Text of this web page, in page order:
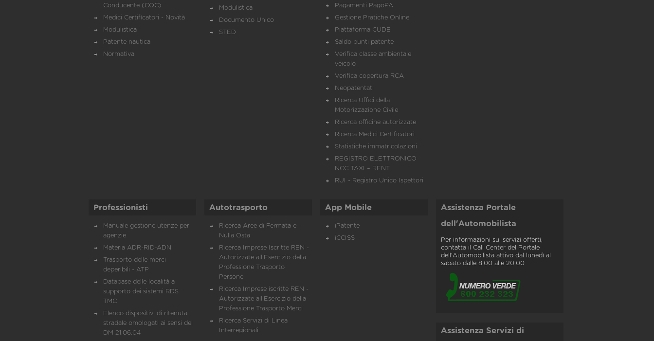
Conducente (CQC)
Medici Certificatori - Novità
Modulistica
Patente nautica
Normativa
Modulistica
Documento Unico
STED
Pagamenti PagoPA
Gestione Pratiche Online
Piattaforma CUDE
Saldo punti patente
Verifica classe ambientale
veicolo
Verifica copertura RCA
Neopatentati
Ricerca Uffici della
Motorizzazione Civile
Ricerca officine autorizzate
Ricerca Medici Certificatori
Statistiche immatricolazioni
REGISTRO ELETTRONICO
NCC TAXI – RENT
RUI - Registro Unico Ispettori
Professionisti
Manuale gestione utenze per
agenzie
Materia ADR-RID-ADN
Trasporto delle merci
deperibili - ATP
Database delle località a
supporto dei sistemi RDS
TMC
Elenco dispositivi di ritenuta
stradale omologati ai sensi del
DM 21.06.04
Autotrasporto
Ricerca Aree di Fermata e
Nulla Osta
Ricerca Imprese Iscritte REN -
Autorizzate all'Esercizio della
Professione Trasporto
Persone
Ricerca Imprese iscritte REN -
Autorizzate all'Esercizio della
Professione Trasporto Merci
Ricerca Servizi di Linea
Interregionali
App Mobile
iPatente
iCCISS
Assistenza Portale
dell'Automobilista
Per informazioni sui servizi offerti,
contatta il Call Center del Portale
dell'Automobilista attivo dal lunedì al
sabato dalle 8.00 alle 20.00
Assistenza Servizi di